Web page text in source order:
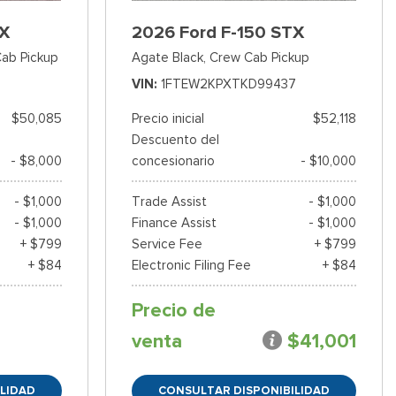
Pickup
$50,085
- $8,000
- $1,000
- $1,000
+ $799
+ $84
2026 Ford F-150 STX
Agate Black, Crew Cab Pickup
VIN
1FTEW2KPXTKD99437
Precio inicial
$52,118
Descuento del
concesionario
- $10,000
Trade Assist
- $1,000
Finance Assist
- $1,000
Service Fee
+ $799
Electronic Filing Fee
+ $84
Precio de
venta
$41,001
CONSULTAR DISPONIBILIDAD